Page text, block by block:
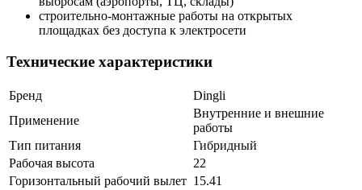
строительно-монтажные работы на открытых
площадках без доступа к электросети
Технические характеристики
Бренд
Dingli
Применение
Внутренние и внешние
работы
Тип питания
Гибридный
Рабочая высота
22
Горизонтальный рабочий вылет 15.41